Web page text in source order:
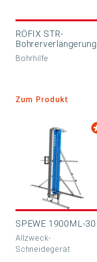
RÖFIX STR-
Bohrerverlängerung
Bohrhilfe
Zum Produkt
SPEWE 1900ML-30
Allzweck-
Schneidegerät